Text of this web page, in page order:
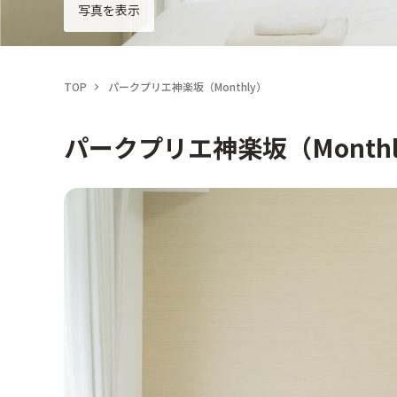
写真を表示
TOP パークプリエ神楽坂（Monthly）
パークプリエ神楽坂（